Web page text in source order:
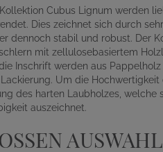
Cubus Lignum werden
Dies zeichnet sich durch
dennoch stabil und robust. Der
mit zellulosebasiertem
Inschrift werden aus
Um die
des harten Laubholzes,
auszeichnet.